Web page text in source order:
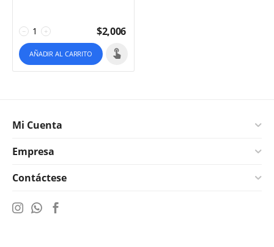
+
− $2,006
AÑADIR AL CARRITO
Mi Cuenta
Empresa
Contáctese